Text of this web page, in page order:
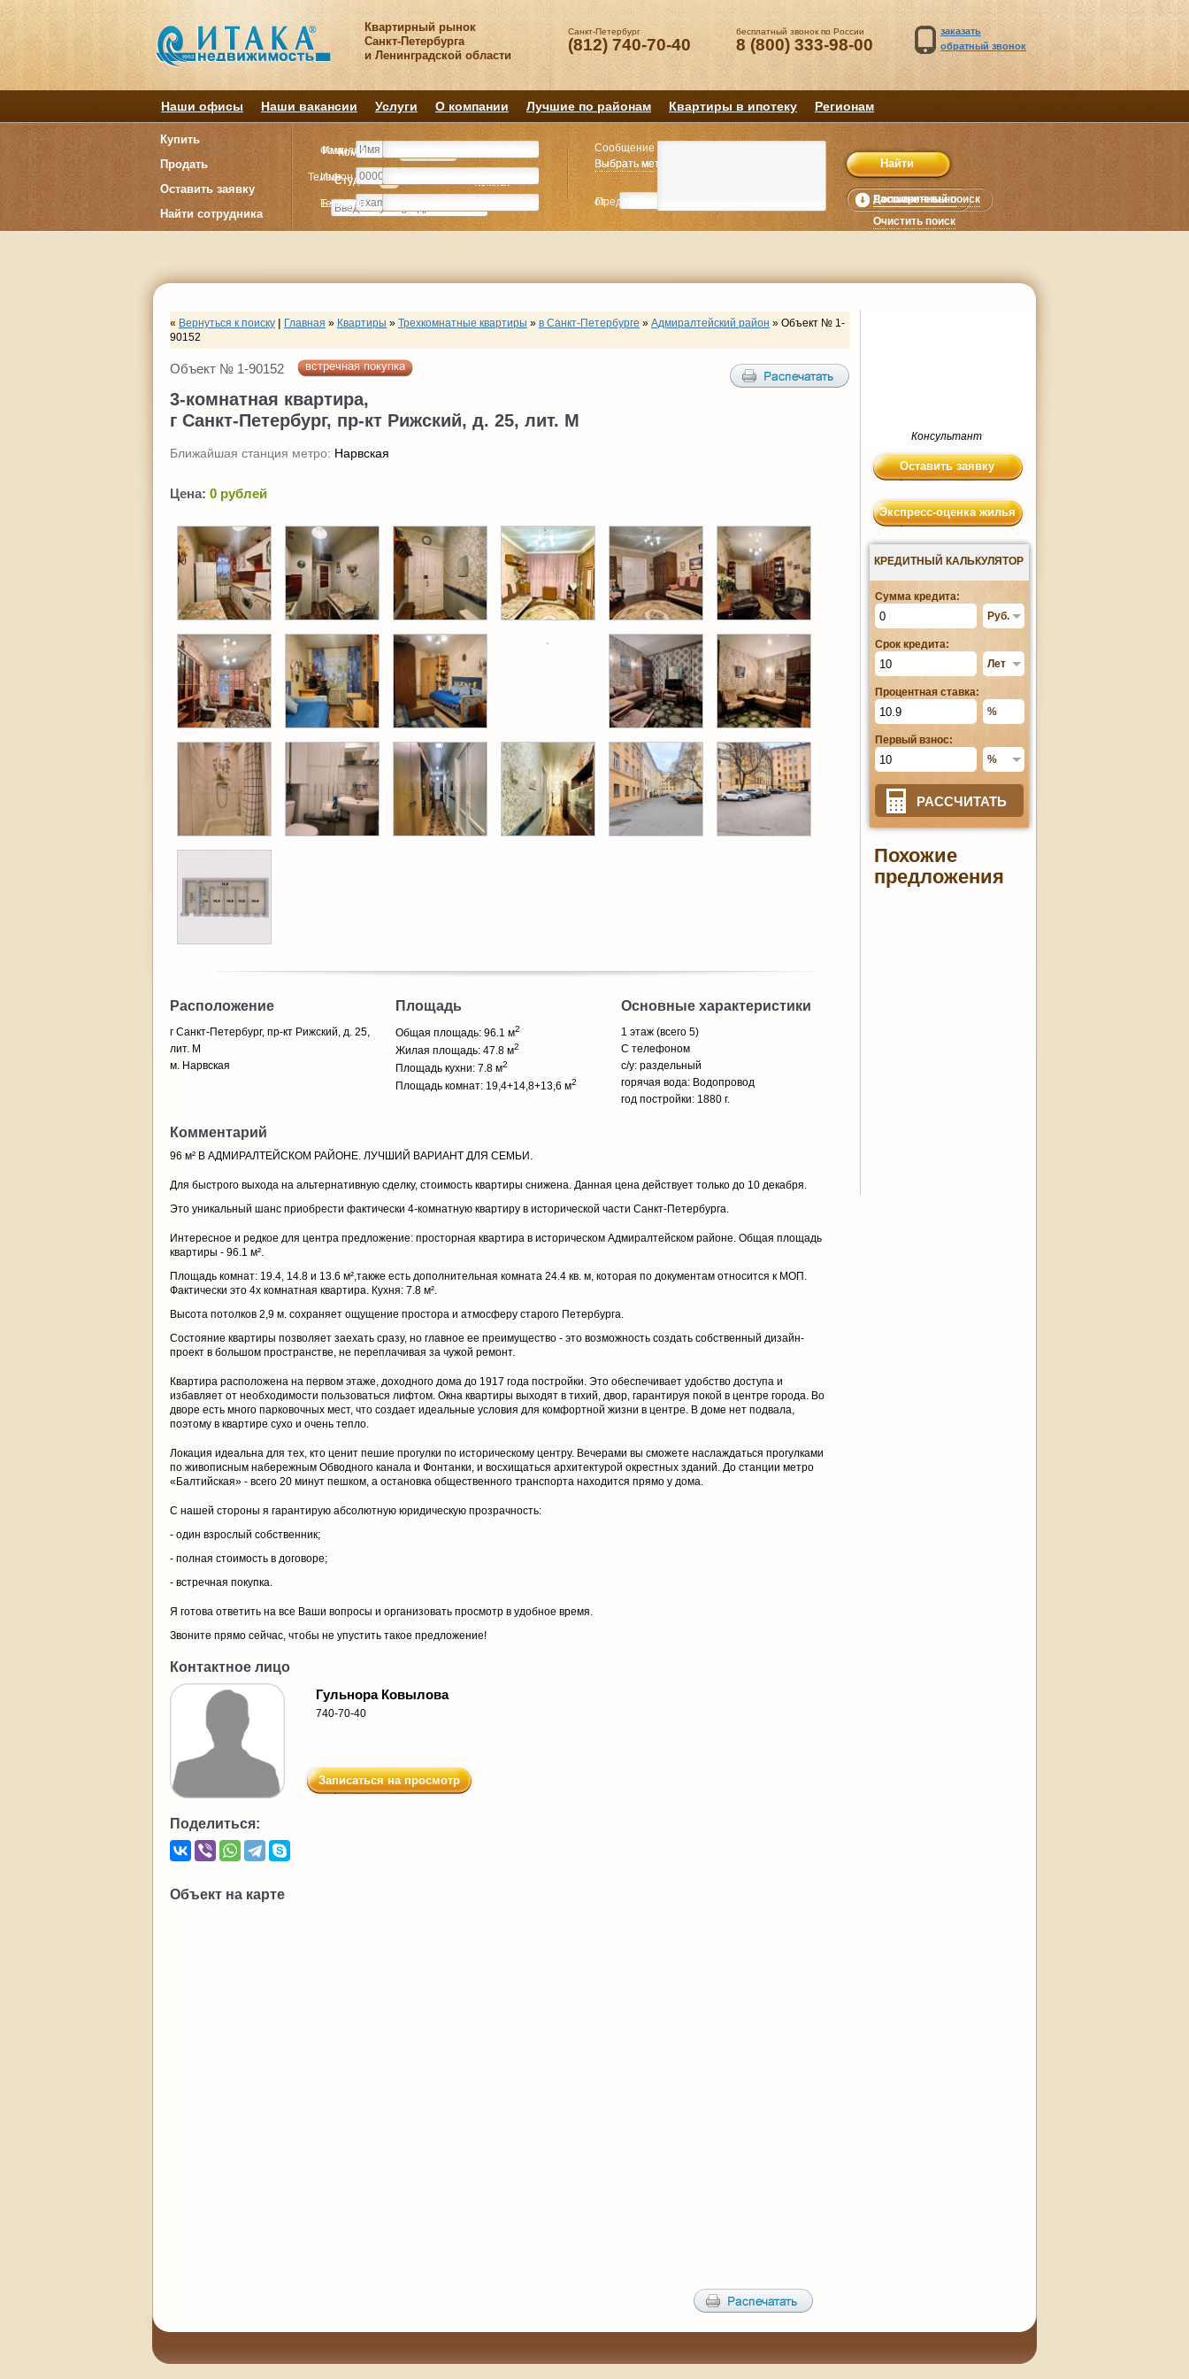
Квартирный рынок
Санкт-Петербурга
и Ленинградской области
Санкт-Петербург
(812) 740-70-40
бесплатный звонок по России
8 (800) 333-98-00
заказать
обратный звонок
Наши офисы Наши вакансии Услуги О компании Лучшие по районам Квартиры в ипотеку Регионам
Купить
Продать
Оставить заявку
Найти сотрудника
Комнату
Студия Комнат
Выбрать метро
от
Расширенный поиск
Очистить поиск
Комнату
Студия Комнат
Выбрать метро
Предпочитаемая цена Дополнительно
Имя
Телефон
E-mail
Сообщение
Фамилия
Имя
Телефон
« Вернуться к поиску Главная » Квартиры » Трехкомнатные квартиры » в Санкт-Петербурге » Адмиралтейский район » Объект № 1-
90152
Объект № 1-90152 встречная покупка
3-комнатная квартира,
г Санкт-Петербург, пр-кт Рижский, д. 25, лит. М
Ближайшая станция метро: Нарвская
Цена: 0 рублей
Расположение
г Санкт-Петербург, пр-кт Рижский, д. 25,
лит. М
м. Нарвская
Площадь
Общая площадь: 96.1 м2
Жилая площадь: 47.8 м2
Площадь кухни: 7.8 м2
Площадь комнат: 19,4+14,8+13,6 м2
Основные характеристики
1 этаж (всего 5)
С телефоном
с/у: раздельный
горячая вода: Водопровод
год постройки: 1880 г.
Комментарий
96 м² В АДМИРАЛТЕЙСКОМ РАЙОНЕ. ЛУЧШИЙ ВАРИАНТ ДЛЯ СЕМЬИ.
Для быстрого выхода на альтернативную сделку, стоимость квартиры снижена. Данная цена действует только до 10 декабря.
Это уникальный шанс приобрести фактически 4-комнатную квартиру в исторической части Санкт-Петербурга.
Интересное и редкое для центра предложение: просторная квартира в историческом Адмиралтейском районе. Общая площадь
квартиры - 96.1 м².
Площадь комнат: 19.4, 14.8 и 13.6 м²,также есть дополнительная комната 24.4 кв. м, которая по документам относится к МОП.
Фактически это 4х комнатная квартира. Кухня: 7.8 м².
Высота потолков 2,9 м. сохраняет ощущение простора и атмосферу старого Петербурга.
Состояние квартиры позволяет заехать сразу, но главное ее преимущество - это возможность создать собственный дизайн-
проект в большом пространстве, не переплачивая за чужой ремонт.
Квартира расположена на первом этаже, доходного дома до 1917 года постройки. Это обеспечивает удобство доступа и
избавляет от необходимости пользоваться лифтом. Окна квартиры выходят в тихий, двор, гарантируя покой в центре города. Во
дворе есть много парковочных мест, что создает идеальные условия для комфортной жизни в центре. В доме нет подвала,
поэтому в квартире сухо и очень тепло.
Локация идеальна для тех, кто ценит пешие прогулки по историческому центру. Вечерами вы сможете наслаждаться прогулками
по живописным набережным Обводного канала и Фонтанки, и восхищаться архитектурой окрестных зданий. До станции метро
«Балтийская» - всего 20 минут пешком, а остановка общественного транспорта находится прямо у дома.
С нашей стороны я гарантирую абсолютную юридическую прозрачность:
- один взрослый собственник;
- полная стоимость в договоре;
- встречная покупка.
Я готова ответить на все Ваши вопросы и организовать просмотр в удобное время.
Звоните прямо сейчас, чтобы не упустить такое предложение!
Контактное лицо
Гульнора Ковылова
740-70-40
Записаться на просмотр
Поделиться:
Объект на карте
Консультант
Оставить заявку
Экспресс-оценка жилья
КРЕДИТНЫЙ КАЛЬКУЛЯТОР
Сумма кредита:
Срок кредита:
Процентная ставка:
Первый взнос:
РАССЧИТАТЬ
Похожие
предложения